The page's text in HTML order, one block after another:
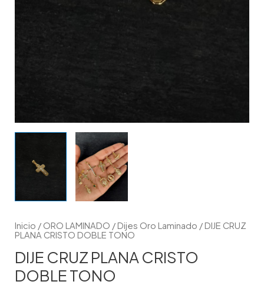
Inicio / ORO LAMINADO /Dijes Oro Laminado / DIJE CRUZ
PLANA CRISTO DOBLE TONO
DIJE CRUZ PLANA CRISTO
DOBLE TONO